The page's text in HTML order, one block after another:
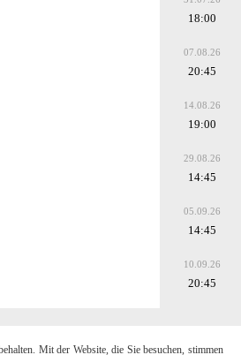
18:00
07.08.26
20:45
14.08.26
19:00
29.08.26
14:45
05.09.26
14:45
10.09.26
20:45
Mit der Website, die Sie besuchen, stimmen